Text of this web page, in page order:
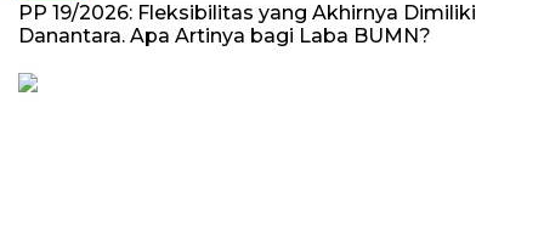
PP 19/2026: Fleksibilitas yang Akhirnya Dimiliki
Danantara. Apa Artinya bagi Laba BUMN?